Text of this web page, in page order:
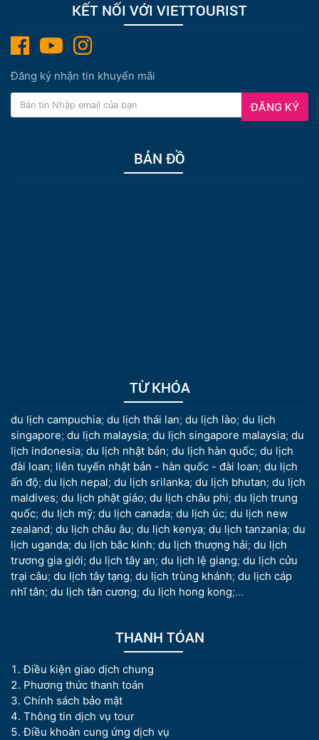
KẾT NỐI VỚI VIETTOURIST
Đăng ký nhận tin khuyến mãi
ĐĂNG KÝ
BẢN ĐỒ
TỪ KHÓA
du lịch campuchia; du lịch thái lan; du lịch lào; du lịch
singapore; du lịch malaysia; du lịch singapore malaysia; du
lịch indonesia; du lịch nhật bản; du lịch hàn quốc; du lịch
đài loan; liên tuyến nhật bản - hàn quốc - đài loan; du lịch
ấn độ; du lịch nepal; du lịch srilanka; du lịch bhutan; du lịch
maldives; du lịch phật giáo; du lịch châu phi; du lịch trung
quốc; du lịch mỹ; du lịch canada; du lịch úc; du lịch new
zealand; du lịch châu âu; du lịch kenya; du lịch tanzania; du
lịch uganda; du lịch bắc kinh; du lịch thượng hải; du lịch
trương gia giới; du lịch tây an; du lịch lệ giang; du lịch cửu
trại câu; du lịch tây tạng; du lịch trùng khánh; du lịch cáp
nhĩ tân; du lịch tân cương; du lịch hong kong;...
THANH TÓAN
Điều kiện giao dịch chung
Phương thức thanh toán
Chính sách bảo mật
Thông tin dịch vụ tour
Điều khoản cung ứng dịch vụ